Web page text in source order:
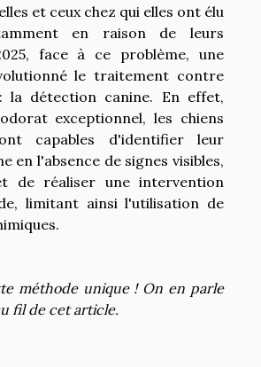
et ceux chez qui elles ont élu
en raison de leurs
face à ce problème, une
le traitement contre
la détection canine. En effet,
exceptionnel, les chiens
capables d'identifier leur
en l'absence de signes visibles,
de réaliser une intervention
limitant ainsi l'utilisation de
méthode unique ! On en parle
fil de cet article.